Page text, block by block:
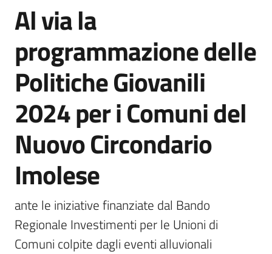
Vivere
Casalfiumanese
5x1000
on-
line
Salta al contenuto
Al via la
programmazione delle
Politiche Giovanili
2024 per i Comuni del
Nuovo Circondario
Imolese
ante le iniziative finanziate dal Bando
Regionale Investimenti per le Unioni di
Comuni colpite dagli eventi alluvionali